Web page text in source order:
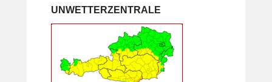
UNWETTERZENTRALE